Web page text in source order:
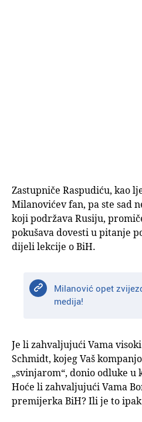
Zastupniče Raspudiću, kao
Milanovićev fan, pa ste sad
koji podržava Rusiju,
pokušava dovesti u pitanje
dijeli lekcije o BiH.
Milanović opet
medija!
Je li zahvaljujući Vama
Schmidt, kojeg Vaš
„svinjarom“, donio odluke u
Hoće li zahvaljujući Vama
premijerka BiH? Ili je to ipak